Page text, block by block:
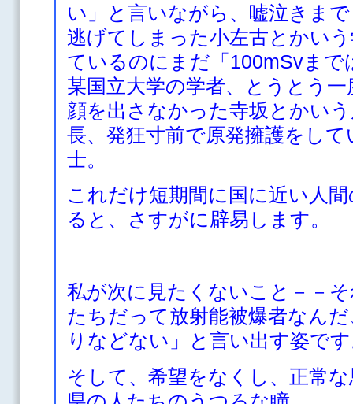
い」と言いながら、嘘泣きま
逃げてしまった小左古とかい
ているのにまだ「100mSvま
某国立大学の学者、とうとう
顔を出さなかった寺坂とかい
長、発狂寸前で原発擁護をし
士。
これだけ短期間に国に近い人
ると、さすがに辟易します。
私が次に見たくないこと－－
たちだって放射能被爆者なん
りなどない」と言い出す姿で
そして、希望をなくし、正常